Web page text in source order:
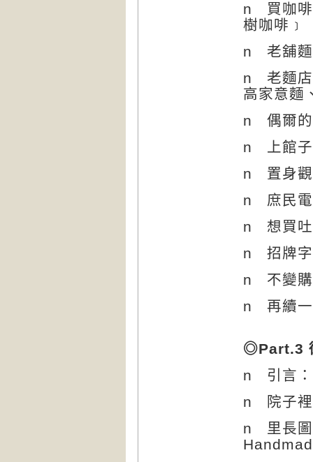
n
買咖
樹咖啡﹞
n
老舖
n
老麵
高家意麵
n
偶爾
n
上館
n
置身
n
庶民
n
想買
n
招牌
n
不變
n
再續
◎Part.3
n
引言
n
院子
n
里長